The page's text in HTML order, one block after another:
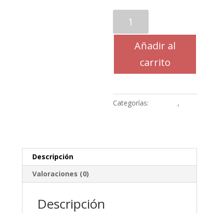
FLECOS
cantidad
Añadir al
carrito
Categorías:
,
Descripción
Valoraciones (0)
Descripción